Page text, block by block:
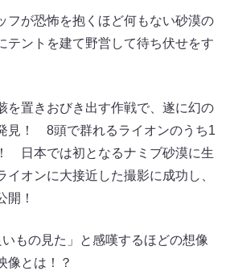
フが恐怖を抱くほど何もない砂漠の
テントを建て野営して待ち伏せをす
を置きおびき出す作戦で、遂に幻の
見！ 8頭で群れるライオンのうち1
日本では初となるナミブ砂漠に生
イオンに大接近した撮影に成功し、
開！
もの見た」と感嘆するほどの想像
像とは！？